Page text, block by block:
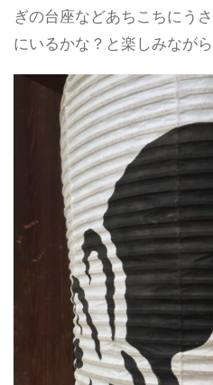
ぎの台座などあちこちにう
にいるかな？と楽しみなが